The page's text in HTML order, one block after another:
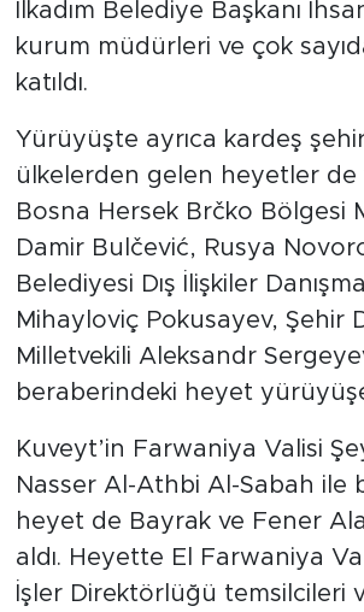
İlkadım Belediye Başkanı
kurum müdürleri ve çok
katıldı.
Yürüyüşte ayrıca kardeş
ülkelerden gelen heyetler de
Bosna Hersek Brčko Bölgesi
Damir Bulčević, Rusya
Belediyesi Dış İlişkiler
Mihayloviç Pokusayev, Şehir
Milletvekili Aleksandr
beraberindeki heyet yürüyüşe
Kuveyt’in Farwaniya Valisi
Nasser Al-Athbi Al-Sabah ile
heyet de Bayrak ve Fener
aldı. Heyette El Farwaniya
İşler Direktörlüğü temsilcileri